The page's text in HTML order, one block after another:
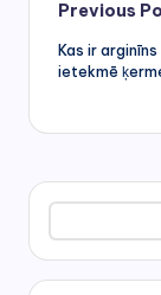
Post
Previous
Kas ir
ietekmē
Meklēt